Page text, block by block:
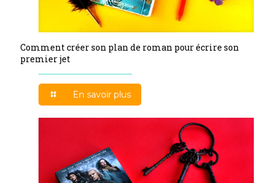
Comment créer son plan de roman pour écrire son
premier jet
En savoir plus